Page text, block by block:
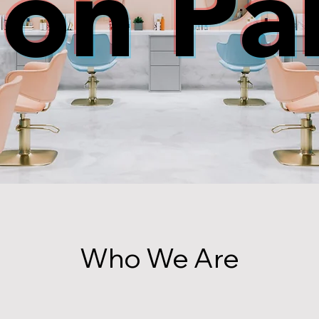
Who We Are